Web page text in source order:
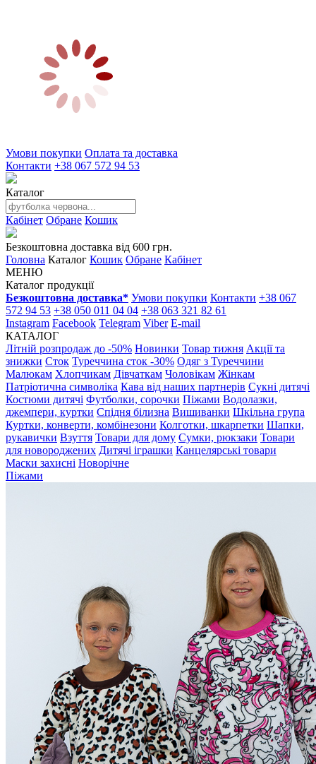
Умови покупки Оплата та доставка
Контакти +38 067 572 94 53
Каталог
Кабінет Обране Кошик
Безкоштовна доставка від 600 грн.
Головна Каталог Кошик Обране Кабінет
МЕНЮ
Каталог продукції
Безкоштовна доставка* Умови покупки Контакти +38 067
572 94 53 +38 050 011 04 04 +38 063 321 82 61
Instagram Facebook Telegram Viber E-mail
КАТАЛОГ
Літній розпродаж до -50% Новинки Товар тижня Акції та
знижки Сток Туреччина сток -30% Одяг з Туреччини
Малюкам Хлопчикам Дівчаткам Чоловікам Жінкам
Патріотична символіка Кава від наших партнерів Сукні дитячі
Костюми дитячі Футболки, сорочки Піжами Водолазки,
джемпери, куртки Спідня білизна Вишиванки Шкільна група
Куртки, конверти, комбінезони Колготки, шкарпетки Шапки,
рукавички Взуття Товари для дому Сумки, рюкзаки Товари
для новороджених Дитячі іграшки Канцелярські товари
Маски захисні Новорічне
Піжами